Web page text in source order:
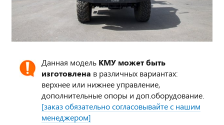
Данная модель КМУ может быть
изготовлена в различных вариантах:
верхнее или нижнее управление,
дополнительные опоры и доп.оборудование.
[заказ обязательно согласовывайте с нашим
менеджером]